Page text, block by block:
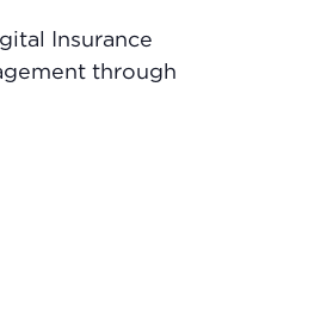
Insurance
through